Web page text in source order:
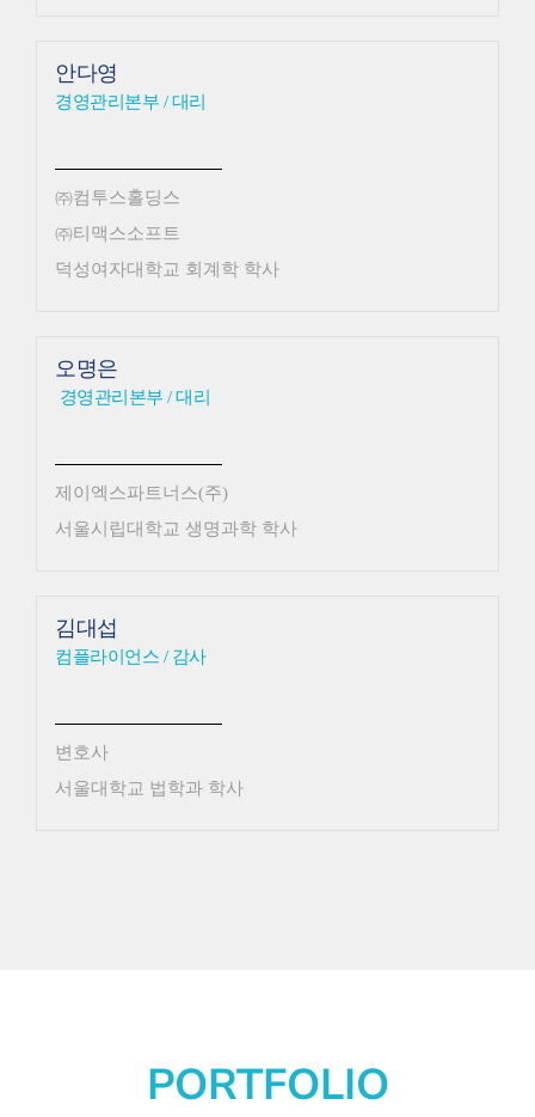
안다영
경영관리본부 / 대리
㈜컴투스홀딩스
㈜티맥스소프트
덕성여자대학교 회계학 학사
오명은
경영관리본부 / 대리
제이엑스파트너스(주)
서울시립대학교 생명과학 학사
김대섭
컴플라이언스 / 감사
변호사
서울대학교 법학과 학사
PORTFOLIO